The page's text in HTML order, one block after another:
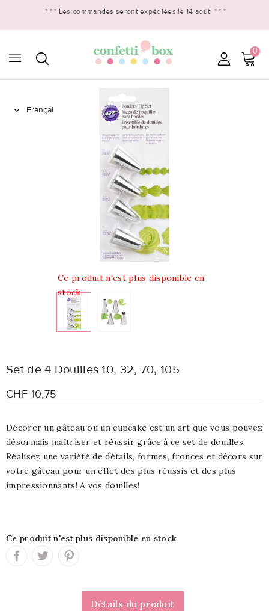
* * * Les commandes seront expédiées le 14 août * * *
0

Ce produit n'est plus disponible en
stock
Set de 4 Douilles 10, 32, 70, 105
CHF 10,75
Décorer un gâteau ou un cupcake est un art que vous pouvez
désormais maîtriser et réussir grâce à ce set de douilles.
Réalisez une variété de détails, formes, fronces et décors sur
votre gâteau pour un effet des plus réussis et des plus
impressionnants! A vos douilles!
Ce produit n'est plus disponible en stock
Détails du produit